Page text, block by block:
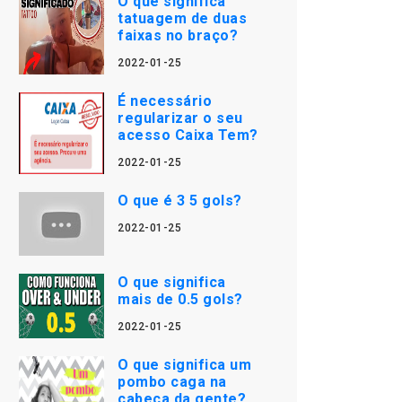
tatuagem de duas
faixas no braço?
2022-01-25
É necessário
regularizar o seu
acesso Caixa Tem?
2022-01-25
O que é 3 5 gols?
2022-01-25
O que significa
mais de 0.5 gols?
2022-01-25
O que significa um
pombo caga na